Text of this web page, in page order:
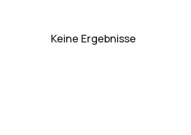
Keine Ergebnisse